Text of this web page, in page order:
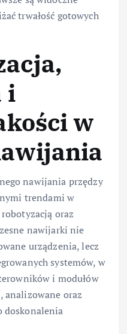
trwałość gotowych
i
w
nawijania przędzy
trendami w
oraz
nawijarki nie
urządzenia, lecz
systemów, w
i modułów
analizowane oraz
doskonalenia